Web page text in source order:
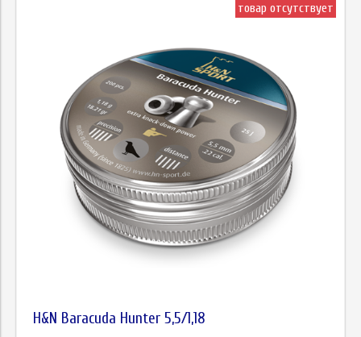
товар отсутствует
H&N Baracuda Hunter 5,5/1,18